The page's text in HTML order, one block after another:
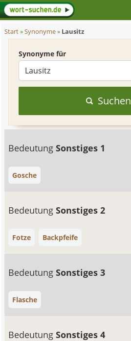
Start»Synonyme» Lausitz
Synonyme für
Suchen
BedeutungSonstiges 1
Gosche
BedeutungSonstiges 2
Fotze Backpfeife
BedeutungSonstiges 3
Flasche
BedeutungSonstiges 4